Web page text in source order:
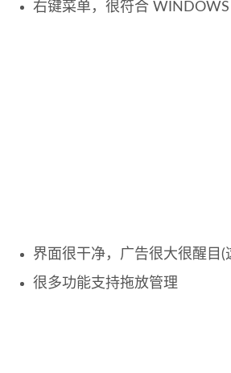
右键菜单，很符合
界面很干净，广告很大很醒目(
很多功能支持拖放管理